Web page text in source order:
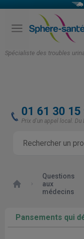
Spécialiste des troubles
01 61 30 15
Prix d'un appel local. Du
Accueil
Questions
aux
médecins
Pansements qui